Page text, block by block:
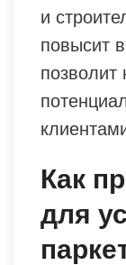
и
повысит
позволит
Как
для